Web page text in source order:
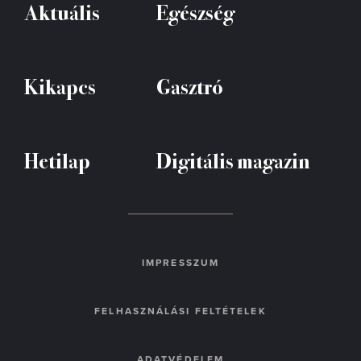
Aktuális Egészség
Kikapcs Gasztró
Hetilap Digitális magazin
IMPRESSZUM
FELHASZNÁLÁSI FELTÉTELEK